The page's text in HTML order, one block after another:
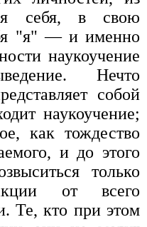
себя, в свою
"я" — и именно
наукоучение
Нечто
собой
наукоучение;
как тождество
и до этого
только
от всего
Те, кто при этом